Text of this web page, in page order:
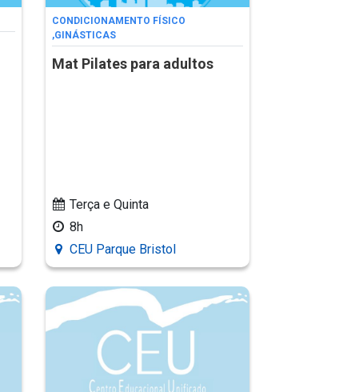
CONDICIONAMENTO FÍSICO
,GINÁSTICAS
Mat Pilates para adultos
Terça e Quinta
8h
CEU Parque Bristol